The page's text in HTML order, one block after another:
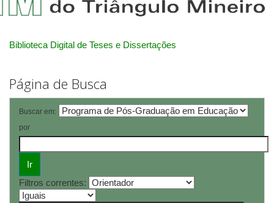
Biblioteca Digital de Teses e Dissertações
Página de Busca
Buscar em:
por
Filtros correntes: